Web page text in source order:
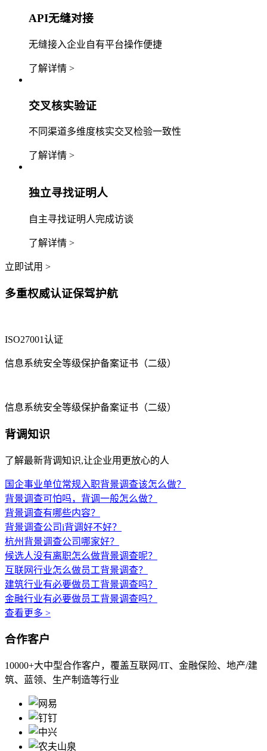
API无缝对接
无缝接入企业自有平台操作便捷
了解详情 >
交叉核实验证
不同渠道多维度核实交叉检验一致性
了解详情 >
独立寻找证明人
自主寻找证明人完成访谈
了解详情 >
立即试用 >
多重权威认证保驾护航
ISO27001认证
信息系统安全等级保护备案证书（二级）
信息系统安全等级保护备案证书（二级）
背调知识
了解最新背调知识,让企业用更放心的人
国企事业单位常规入职背景调查该怎么做？
背景调查可怕吗，背调一般怎么做？
背景调查有哪些内容？
背景调查公司i背调好不好？
杭州背景调查公司哪家好？
候选人没有离职怎么做背景调查呢？
互联网行业怎么做员工背景调查？
建筑行业有必要做员工背景调查吗？
金融行业有必要做员工背景调查吗？
查看更多 >
合作客户
10000+大中型合作客户，覆盖互联网/IT、金融保险、地产/建
筑、蓝领、生产制造等行业